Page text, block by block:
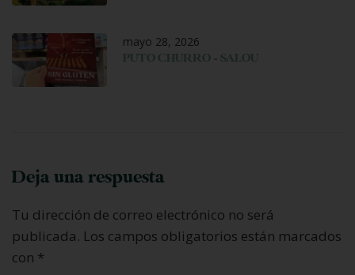
mayo 28, 2026
PUTO CHURRO – SALOU
Deja una respuesta
Tu dirección de correo electrónico no será
publicada. Los campos obligatorios están marcados
con *